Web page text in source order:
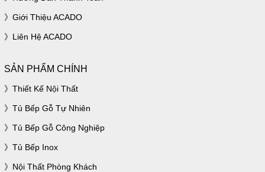
Giới Thiệu ACADO
Liên Hệ ACADO
SẢN PHẨM CHÍNH
Thiết Kế Nội Thất
Tủ Bếp Gỗ Tự Nhiên
Tủ Bếp Gỗ Công Nghiệp
Tủ Bếp Inox
Nội Thất Phòng Khách